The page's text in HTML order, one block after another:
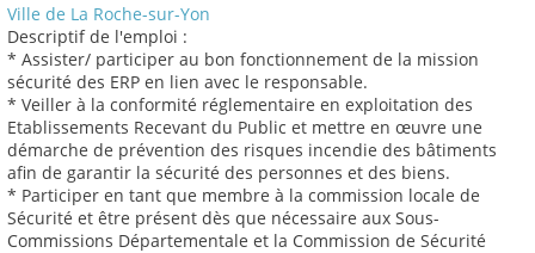
Ville de La Roche-sur-Yon
Descriptif de l'emploi :
* Assister/ participer au bon fonctionnement de la mission
sécurité des ERP en lien avec le responsable.
* Veiller à la conformité réglementaire en exploitation des
Etablissements Recevant du Public et mettre en œuvre une
démarche de prévention des risques incendie des bâtiments
afin de garantir la sécurité des personnes et des biens.
* Participer en tant que membre à la commission locale de
Sécurité et être présent dès que nécessaire aux Sous-
Commissions Départementale et la Commission de Sécurité